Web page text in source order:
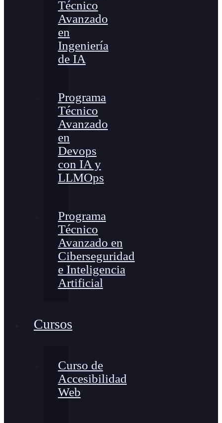
Técnico
Avanzado
en
Ingeniería
de IA
Programa
Técnico
Avanzado
en
Devops
con IA y
LLMOps
Programa
Técnico
Avanzado en
Ciberseguridad
e Inteligencia
Artificial
Cursos
Curso de
Accesibilidad
Web